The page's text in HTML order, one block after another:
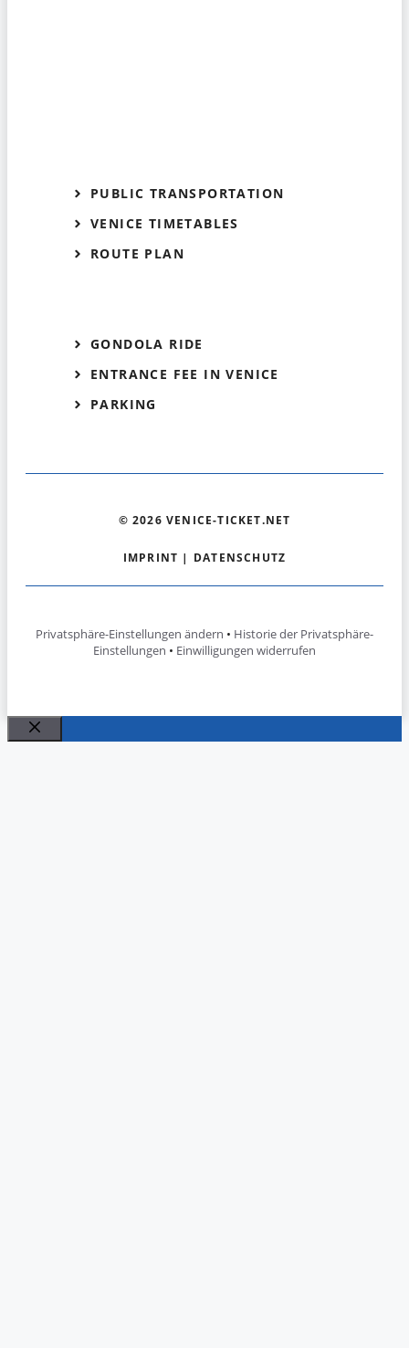
PUBLIC TRANSPORTATION
VENICE TIMETABLES
ROUTE PLAN
GONDOLA RIDE
ENTRANCE FEE IN VENICE
PARKING
© 2026 VENICE-TICKET.NET
IMPRINT | DATENSCHUTZ
Privatsphäre-Einstellungen ändern • Historie der Privatsphäre-
Einstellungen • Einwilligungen widerrufen
Close